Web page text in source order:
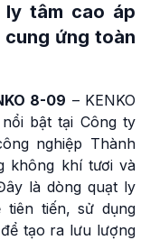
tâm cao áp
ứng toàn
8-09 – KENKO
bật tại Công ty
nghiệp Thành
không khí tươi và
là dòng quạt ly
tiến, sử dụng
tạo ra lưu lượng